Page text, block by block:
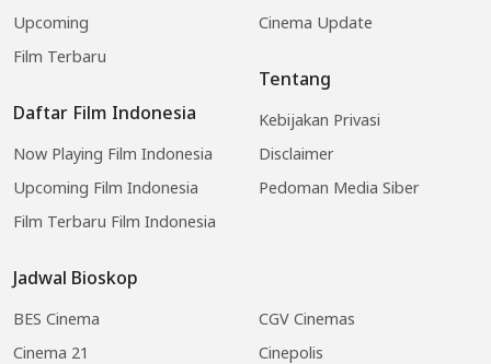
Upcoming
Film Terbaru
Daftar Film Indonesia
Now Playing Film Indonesia
Upcoming Film Indonesia
Film Terbaru Film Indonesia
Jadwal Bioskop
BES Cinema
CGV Cinemas
Cinema 21
Cinepolis
Cinema Update
Tentang
Kebijakan Privasi
Disclaimer
Pedoman Media Siber